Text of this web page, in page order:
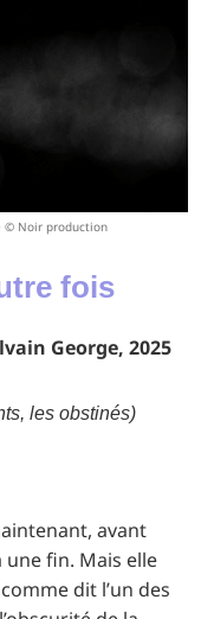
© Noir production
fois
George, 2025
les obstinés)
avant
une fin. Mais elle
dit l’un des